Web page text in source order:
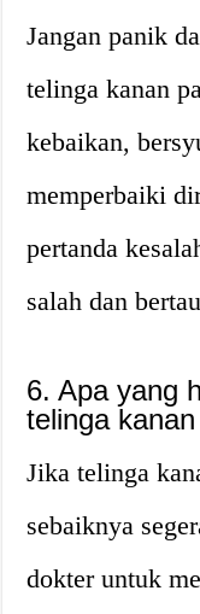
Jangan panik
telinga kanan
kebaikan,
memperbaiki
pertanda
salah dan
6. Apa yang
telinga
Jika telinga
sebaiknya
dokter untuk